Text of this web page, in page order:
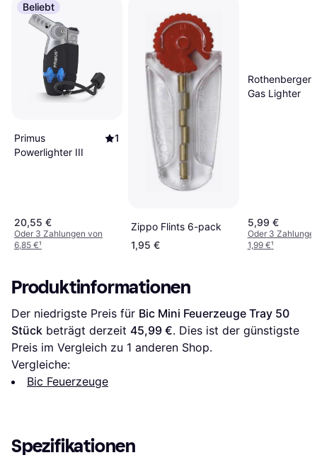
Beliebt
Primus
Powerlighter III
1
20,55 €
Oder 3 Zahlungen von
6,85 €¹
Zippo Flints 6-pack
1,95 €
Rothenberger
Gas Lighter
5,99 €
Oder 3
1,99 €¹
Produktinformationen
Der niedrigste Preis für Bic Mini Feuerzeuge Tray 50
Stück beträgt derzeit 45,99 €. Dies ist der günstigste
Preis im Vergleich zu 1 anderen Shop.
Vergleiche:
Bic Feuerzeuge
Spezifikationen